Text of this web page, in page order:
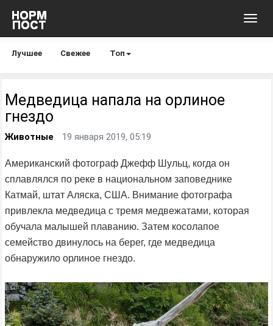
Лучшее Свежее Топ
Медведица напала на орлиное
гнездо
Животные 19 января 2019, 05:19
Американский фотограф Джефф Шульц, когда он
сплавлялся по реке в национальном заповеднике
Катмай, штат Аляска, США. Внимание фотографа
привлекла медведица с тремя медвежатами, которая
обучала малышей плаванию. Затем косолапое
семейство двинулось на берег, где медведица
обнаружило орлиное гнездо.